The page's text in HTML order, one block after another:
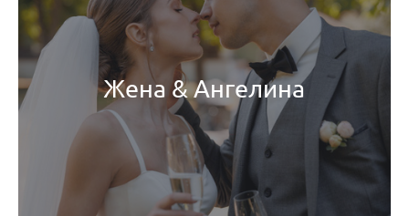
Жена & Ангелина